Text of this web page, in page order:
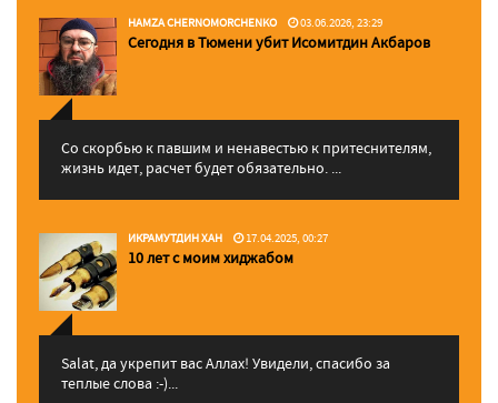
HAMZA CHERNOMORCHENKO 03.06.2026, 23:29
Сегодня в Тюмени убит Исомитдин Акбаров
Со скорбью к павшим и ненавестью к притеснителям,
жизнь идет, расчет будет обязательно. ...
ИКРАМУТДИН ХАН 17.04.2025, 00:27
10 лет с моим хиджабом
Salat, да укрепит вас Аллаx! Увидели, спасибо за
теплые слова :-)...